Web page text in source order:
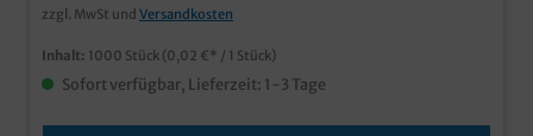
zzgl. MwSt und Versandkosten
Inhalt: 1000 Stück (0,02 €* / 1 Stück)
Sofort verfügbar, Lieferzeit: 1-3 Tage